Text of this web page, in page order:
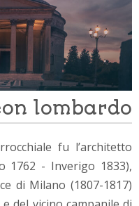
lombardo
fu l’architetto
1762 - Inverigo 1833),
di Milano (1807-1817)